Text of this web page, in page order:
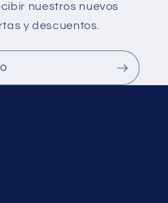
nuestros nuevos
y descuentos.